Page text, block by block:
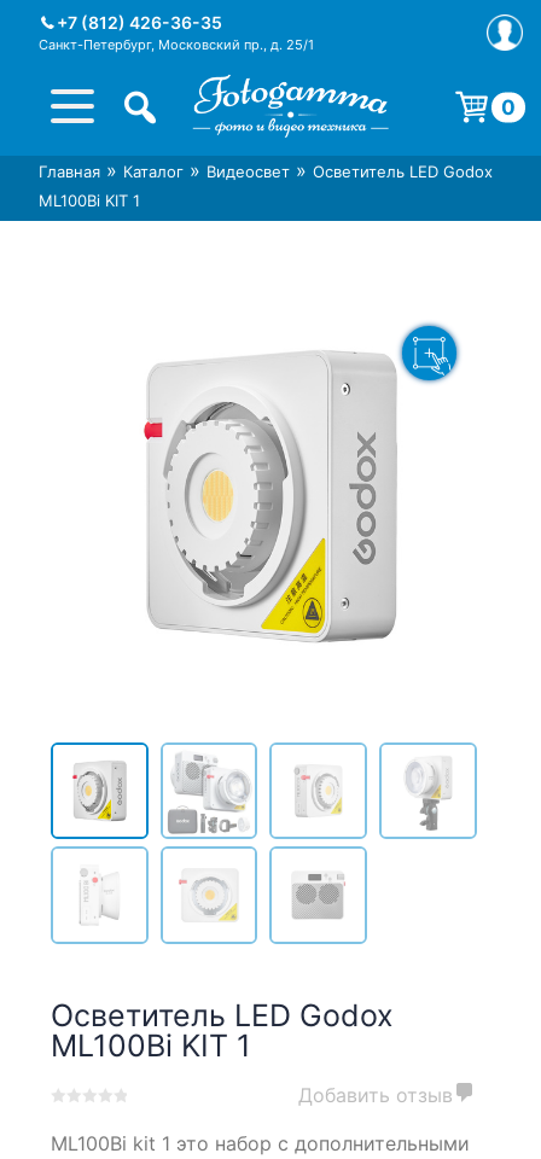
+7 (812) 426-36-35
Санкт-Петербург, Московский пр., д. 25/1
Интернет-магазин фототехники
Магазин фотоаксессуаров foto-
0
Корзина пуста.
Главная » Каталог » Видеосвет » Осветитель LED Godox
ML100Bi KIT 1
Осветитель LED Godox
ML100Bi KIT 1
out
Добавить отзыв
ML100Bi kit 1 это набор с дополнительными